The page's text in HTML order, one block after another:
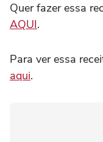
Quer fazer essa
AQUI.
Para ver essa
aqui.